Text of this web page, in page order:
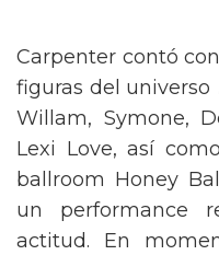
Carpenter contó
figuras del universo
Willam, Symone,
Lexi Love, así
ballroom Honey
un performance
actitud. En